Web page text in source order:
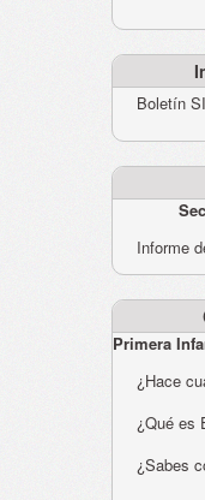
Boletín
Informe
Primera
¿Hace
¿Qué es
¿Sabes